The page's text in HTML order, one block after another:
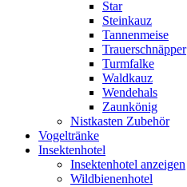
Star
Steinkauz
Tannenmeise
Trauerschnäpper
Turmfalke
Waldkauz
Wendehals
Zaunkönig
Nistkasten Zubehör
Vogeltränke
Insektenhotel
Insektenhotel anzeigen
Wildbienenhotel